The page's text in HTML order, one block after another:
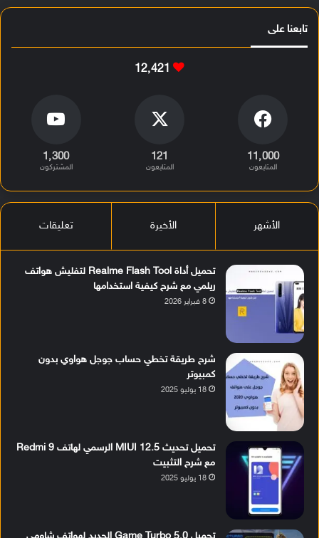
تابعنا على
12٬421
11٬000
المتابعون
121
المتابعون
1٬300
المشتركون
الأشهر الأخيرة تعليقات
تحميل أداة Realme Flash Tool لتفليش هواتف
ريلمي مع شرح كيفية استخدامها
8 فبراير 2026
شرح طريقة تخطي حساب جوجل هواوي بدون
كمبيوتر
18 يوليو 2025
تحميل تحديث MIUI 12.5 الرسمي لهاتف Redmi 9
مع شرح التثبيت
18 يوليو 2025